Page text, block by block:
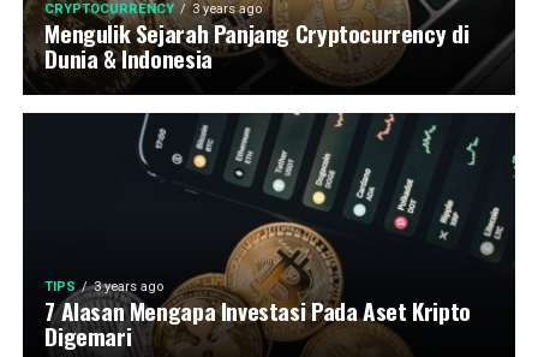
CRYPTOCURRENCY 3 years ago
Mengulik Sejarah Panjang Cryptocurrency di
Dunia & Indonesia
TIPS 3 years ago
7 Alasan Mengapa Investasi Pada Aset Kripto
Digemari